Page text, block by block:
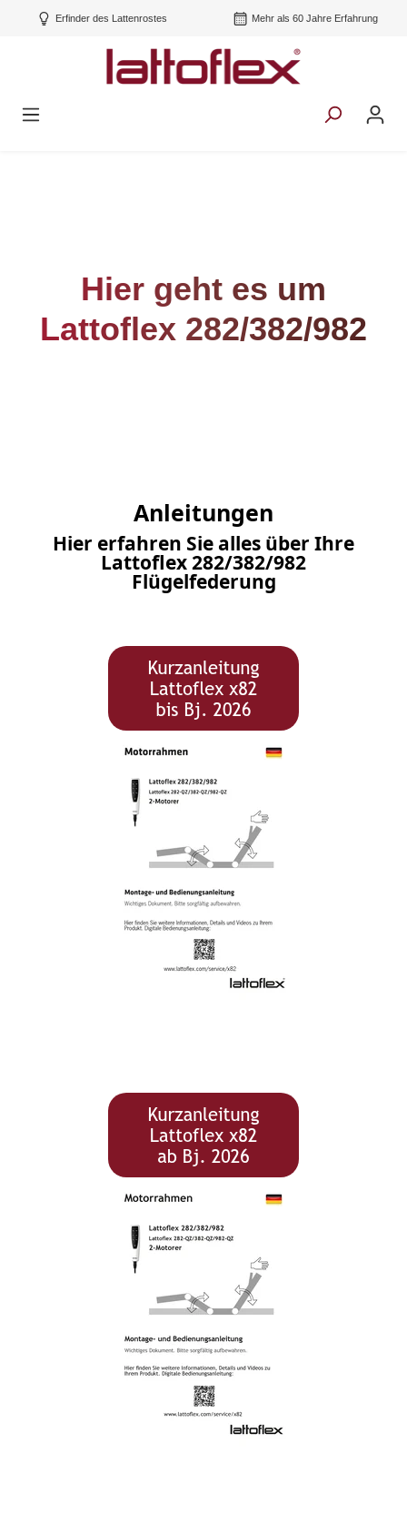
Erfinder des Lattenrostes Mehr als 60 Jahre Erfahrung
Hier geht es um
Lattoflex 282/382/982
Anleitungen
Hier erfahren Sie alles über Ihre
Lattoflex 282/382/982
Flügelfederung